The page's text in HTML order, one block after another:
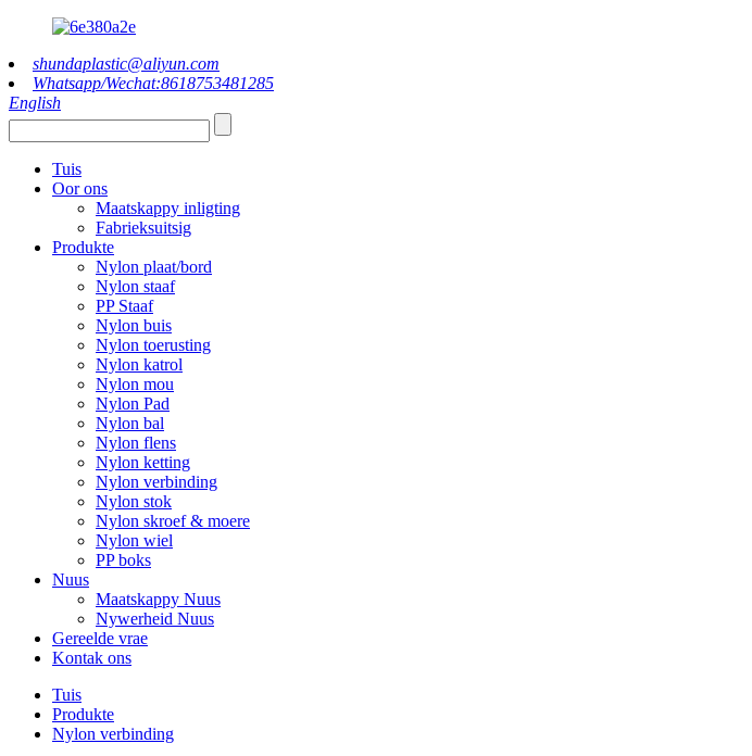
shundaplastic@aliyun.com
Whatsapp/Wechat:8618753481285
English
Tuis
Oor ons
Maatskappy inligting
Fabrieksuitsig
Produkte
Nylon plaat/bord
Nylon staaf
PP Staaf
Nylon buis
Nylon toerusting
Nylon katrol
Nylon mou
Nylon Pad
Nylon bal
Nylon flens
Nylon ketting
Nylon verbinding
Nylon stok
Nylon skroef & moere
Nylon wiel
PP boks
Nuus
Maatskappy Nuus
Nywerheid Nuus
Gereelde vrae
Kontak ons
Tuis
Produkte
Nylon verbinding